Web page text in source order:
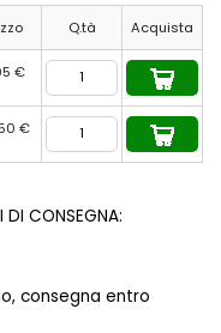
Q.tà Acquista
€
€
DI CONSEGNA:
consegna entro